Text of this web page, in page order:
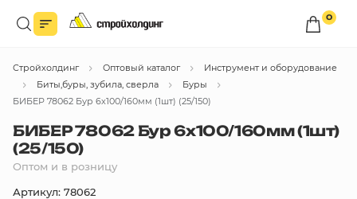
0
Войдите в личный кабинет
Вы сможете оформлять заказы по оптовым ценам.
Каталог товаров
Стройхолдинг Оптовый каталог
Инструмент и оборудование
Биты,буры, зубила, сверла
Буры
БИБЕР 78062 Бур 6х100/160мм (1шт) (25/150)
БИБЕР 78062 Бур 6х100/160мм (1шт)
(25/150)
Оптом и в розницу
Артикул: 78062